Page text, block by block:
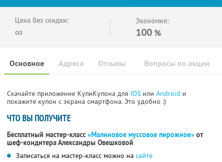
Цена без скидки:
∞
Экономия:
100 %
Основное Отзывы Вопросы по акции
Адреса
Скачайте приложение КупиКупона для IOS или Android и
покажите купон с экрана смартфона. Это удобно :)
ЧТО ВЫ ПОЛУЧИТЕ
Бесплатный мастер-класс «Малиновое муссовое пирожное» от
шеф-кондитера Александры Овешковой
Записаться на мастер-класс можно на сайте